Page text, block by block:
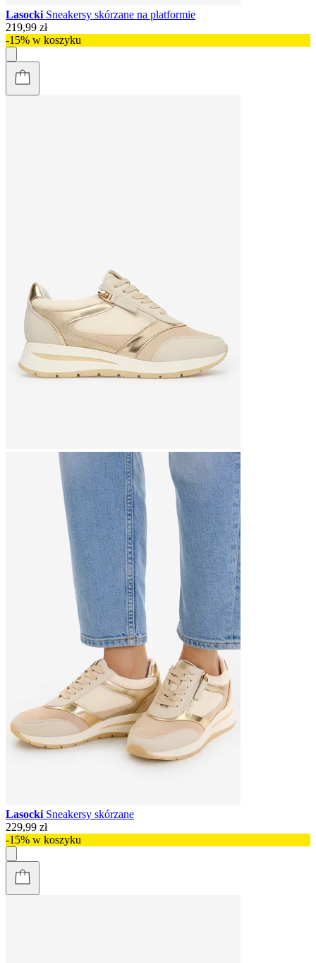
Lasocki Sneakersy skórzane na platformie
219,99 zł
-15% w koszyku
Lasocki Sneakersy skórzane
229,99 zł
-15% w koszyku